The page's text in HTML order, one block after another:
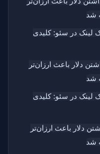
شد
لینک در سئو: کلیدی
دلار باعث ارزان‌تر
شد
لینک در سئو: کلیدی
دلار باعث ارزان‌تر
شد